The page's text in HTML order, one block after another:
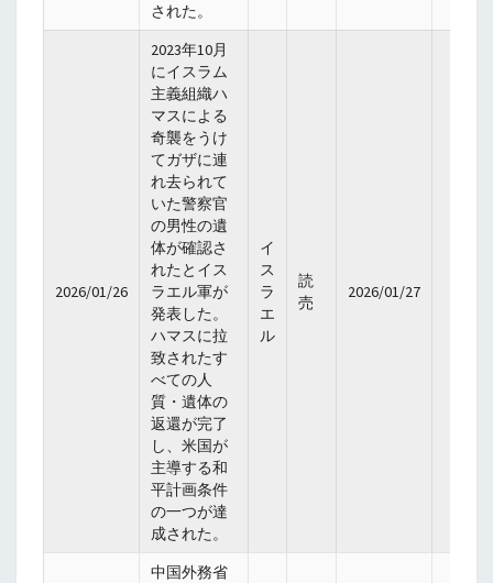
された。
2026/01/26
2023年10月
にイスラム
主義組織ハ
マスによる
奇襲をうけ
てガザに連
れ去られて
いた警察官
の男性の遺
体が確認さ
れたとイス
ラエル軍が
発表した。
ハマスに拉
致されたす
べての人
質・遺体の
返還が完了
し、米国が
主導する和
平計画条件
の一つが達
成された。
イ
ス
ラ
エ
ル
読
売
2026/01/27
中国外務省